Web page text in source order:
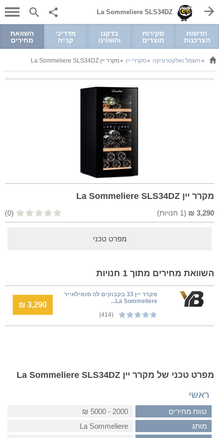
La Sommeliere SLS34DZ
חדשות
הצרכנות
סקירות
מוצרים
בדקנו
והשווינו
מדריכי
קנייה
השוואת
מחירים
> חשמל ואלקטרוניקה >מקררי יין >מקרר יין La Sommeliere SLS34DZ
מקרר יין La Sommeliere SLS34DZ
3,290
₪
(
1 חנויות) (0)
מפרט טכני
השוואת מחירים מתוך 1 חנויות
מקרר יין 33 בקבוקים לה סומילאייר
La Sommeliere...
(414)
3,290 ₪
מפרט טכני של מקרר יין La Sommeliere SLS34DZ
ראשי
טווח מחירים
2000 - 5000 ₪
מותג
La Sommeliere